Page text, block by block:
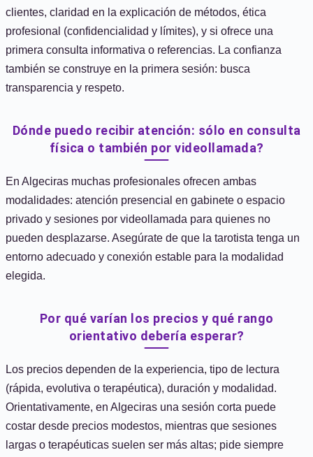
clientes, claridad en la explicación de métodos, ética
profesional (confidencialidad y límites), y si ofrece una
primera consulta informativa o referencias. La confianza
también se construye en la primera sesión: busca
transparencia y respeto.
Dónde puedo recibir atención: sólo en consulta
física o también por videollamada?
En Algeciras muchas profesionales ofrecen ambas
modalidades: atención presencial en gabinete o espacio
privado y sesiones por videollamada para quienes no
pueden desplazarse. Asegúrate de que la tarotista tenga un
entorno adecuado y conexión estable para la modalidad
elegida.
Por qué varían los precios y qué rango
orientativo debería esperar?
Los precios dependen de la experiencia, tipo de lectura
(rápida, evolutiva o terapéutica), duración y modalidad.
Orientativamente, en Algeciras una sesión corta puede
costar desde precios modestos, mientras que sesiones
largas o terapéuticas suelen ser más altas; pide siempre